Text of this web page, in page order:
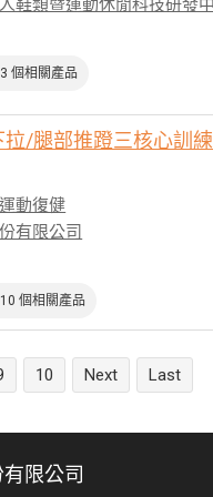
鞋類暨運動休閒科技研發
3 個相關產品
拉/腿部推蹬三核心訓練
動復健
有限公司
10 個相關產品
10 Next Last
限公司